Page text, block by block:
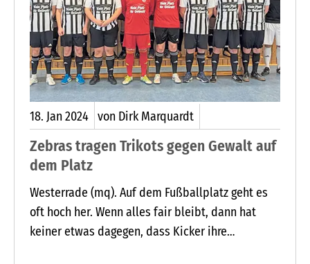
an.
18. Jan2024 von Dirk Marquardt
Zebras tragen Trikots gegen Gewalt auf
dem Platz
Westerrade (mq). Auf dem Fußballplatz geht es
oft hoch her. Wenn alles fair bleibt, dann hat
keiner etwas dagegen, dass Kicker ihre